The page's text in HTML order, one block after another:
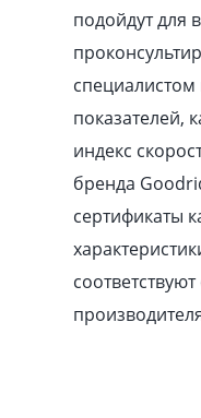
подойдут для
специалистом
показателей,
индекс
бренда
сертификаты